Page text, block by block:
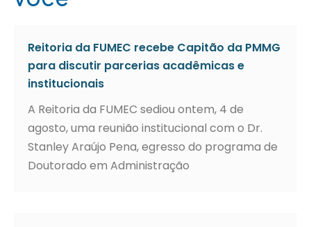
Reitoria da FUMEC recebe Capitão da PMMG
para discutir parcerias acadêmicas e
institucionais
A Reitoria da FUMEC sediou ontem, 4 de
agosto, uma reunião institucional com o Dr.
Stanley Araújo Pena, egresso do programa de
Doutorado em Administração